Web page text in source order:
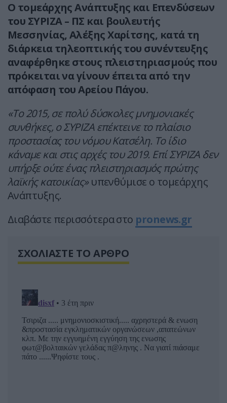
Ο τομεάρχης Ανάπτυξης και Επενδύσεων
του ΣΥΡΙΖΑ – ΠΣ και βουλευτής
Μεσσηνίας, Αλέξης Χαρίτσης, κατά τη
διάρκεια τηλεοπτικής του συνέντευξης
αναφέρθηκε στους πλειστηριασμούς που
πρόκειται να γίνουν έπειτα από την
απόφαση του Αρείου Πάγου.
«Το 2015, σε πολύ δύσκολες μνημονιακές
συνθήκες, ο ΣΥΡΙΖΑ επέκτεινε το πλαίσιο
προστασίας του νόμου Κατσέλη. Το ίδιο
κάναμε και στις αρχές του 2019. Επί ΣΥΡΙΖΑ δεν
υπήρξε ούτε ένας πλειστηριασμός πρώτης
λαϊκής κατοικίας»υπενθύμισε ο τομεάρχης
Ανάπτυξης.
Διαβάστε περισσότερα στο pronews.gr
ΣΧΟΛΙΑΣΤΕ ΤΟ ΑΡΘΡΟ